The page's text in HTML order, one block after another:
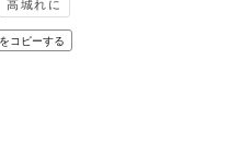
高城れに
コピーする